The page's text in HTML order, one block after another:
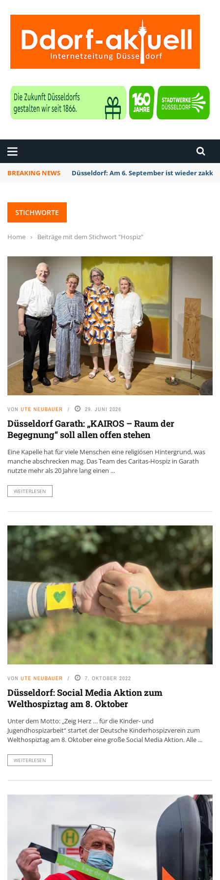
BREAKING NEWS Düsseldorf: Am 6. September ist wieder zakk
STICHWORTE
Home › Beiträge mit dem Stichwort "Hospiz"
VON UTE NEUBAUER 29. JUNI 2026
Düsseldorf Garath: „KAIROS – Raum der
Begegnung“ soll allen offen stehen
Eine Kapelle hat für viele Menschen eine religiösen Hintergrund, was
manche abschrecken mag. Das Team des Caritas-Hospiz in Garath
nutzte mehr als 20 Jahre lang einen ...
WEITERLESEN
VON UTE NEUBAUER 7. OKTOBER 2022
Düsseldorf: Social Media Aktion zum
Welthospiztag am 8. Oktober
Unter dem Motto: „Zeig Herz … für die Kinder- und
Jugendhospizarbeit“ startet der Deutsche Kinderhospizverein zum
Welthospiztag am 8. Oktober eine große Social Media Aktion. Alle ...
WEITERLESEN